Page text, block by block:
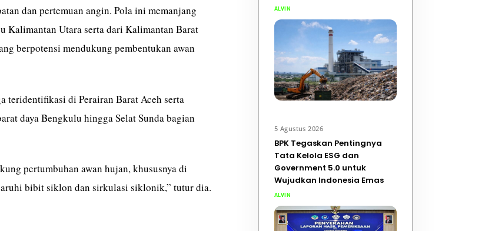
dan pertemuan angin. Pola ini memanjang
Kalimantan Utara serta dari Kalimantan Barat
berpotensi mendukung pembentukan awan
teridentifikasi di Perairan Barat Aceh serta
daya Bengkulu hingga Selat Sunda bagian
pertumbuhan awan hujan, khususnya di
bibit siklon dan sirkulasi siklonik,” tutur dia.
ALVIN
5 Agustus 2026
BPK Tegaskan Pentingnya
Tata Kelola ESG dan
Government 5.0 untuk
Wujudkan Indonesia Emas
ALVIN